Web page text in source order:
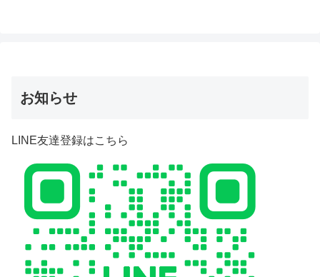
お知らせ
LINE友達登録はこちら